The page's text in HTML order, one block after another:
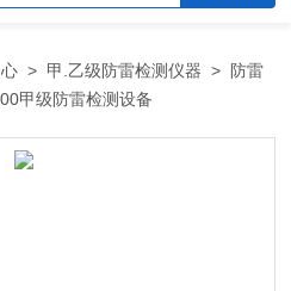
> 甲.乙级防雷检测仪器 > 防雷
甲级防雷检测设备